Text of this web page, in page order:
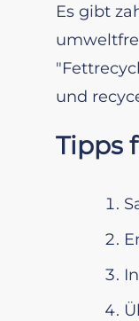
Es gibt
und
Tipps